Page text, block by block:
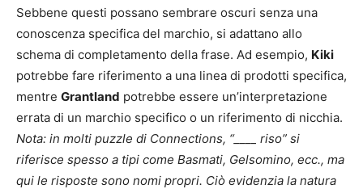
Sebbene questi possano sembrare oscuri senza una
conoscenza specifica del marchio, si adattano allo
schema di completamento della frase. Ad esempio, Kiki
potrebbe fare riferimento a una linea di prodotti specifica,
mentre Grantland potrebbe essere un’interpretazione
errata di un marchio specifico o un riferimento di nicchia.
Nota: in molti puzzle di Connections, “____ riso” si
riferisce spesso a tipi come Basmati, Gelsomino, ecc., ma
qui le risposte sono nomi propri. Ciò evidenzia la natura